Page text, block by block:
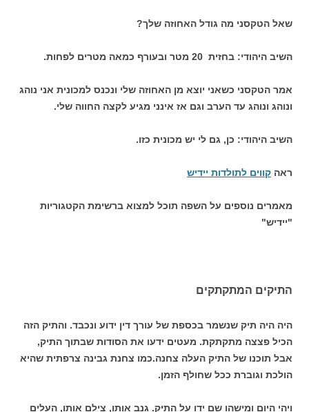
שאל הטקסני מה גודל האחוזה שלך?
השיב היהודי: בחזית 20 מטר ובעורף כמאה מטרים לפחות.
אמר הטקסני כשאני יוצא מן האחוזה שלי ונכנס למכונית אני נוהג
ונוהג ונוהג עד הערב וגם אז אינני מגיע לקצה החווה שלי.
השיב היהודי: כן, גם לי יש מכונית כזו.
ראה קווים לתולדות יידיש
מאמרים נוספים על השפה תוכל למצוא ברשימת הקטגוריות
"יידיש"
התיקים המתקתקים
היה היה תיק שנשמר בכספת של עורך דין ידוע ונכבד. והתיק הזה
הכיל פצצה מתקתקת. מעטים ידעו את הסודות שבתוך התיק,
אבל תוכנו של התיק העלה צחנה.כמו צחנת גבינה צרפתית שהיא
הולכת וגוברת ככל שחולף הזמן.
ויהי היום ומישהו שם ידו על התיק. גנב אותו, צילם אותו, העלים